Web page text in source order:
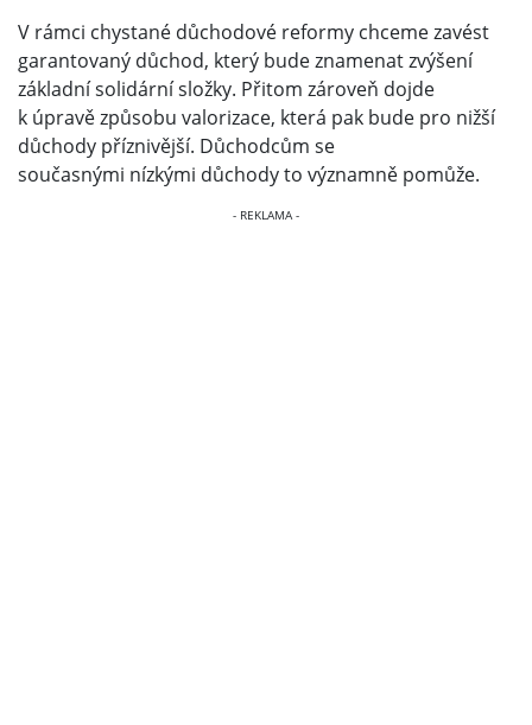
V rámci chystané důchodové reformy chceme zavést
garantovaný důchod, který bude znamenat zvýšení
základní solidární složky. Přitom zároveň dojde
k úpravě způsobu valorizace, která pak bude pro nižší
důchody příznivější. Důchodcům se
současnými nízkými důchody to významně pomůže.